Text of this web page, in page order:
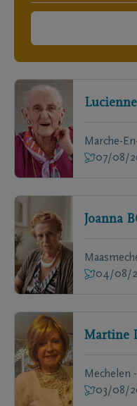
Lucienne
Marche-
07/08/
Joanna
04/08/
Martine
Mechelen
03/08/